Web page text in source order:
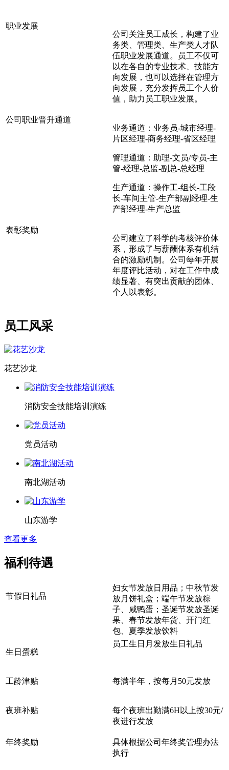
职业发展
公司关注员工成长，构建了业
务类、管理类、生产类人才队
伍职业发展通道。员工不仅可
以在各自的专业技术、技能方
向发展，也可以选择在管理方
向发展，充分发挥员工个人价
值，助力员工职业发展。
公司职业晋升通道
业务通道：业务员-城市经理-
片区经理-商务经理-省区经理
管理通道：助理-文员/专员-主
管-经理-总监-副总-总经理
生产通道：操作工-组长-工段
长-车间主管-生产部副经理-生
产部经理-生产总监
表彰奖励
公司建立了科学的考核评价体
系，形成了与薪酬体系有机结
合的激励机制。公司每年开展
年度评比活动，对在工作中成
绩显著、有突出贡献的团体、
个人以表彰。
员工风采
花艺沙龙
消防安全技能培训演练
党员活动
南北湖活动
山东游学
查看更多
福利待遇
节假日礼品
妇女节发放日用品；中秋节发
放月饼礼盒；端午节发放粽
子、咸鸭蛋；圣诞节发放圣诞
果、春节发放年货、开门红
包、夏季发放饮料
生日蛋糕
员工生日月发放生日礼品
工龄津贴 每满半年，按每月50元发放
夜班补贴
每个夜班出勤满6H以上按30元/
夜进行发放
年终奖励
具体根据公司年终奖管理办法
执行